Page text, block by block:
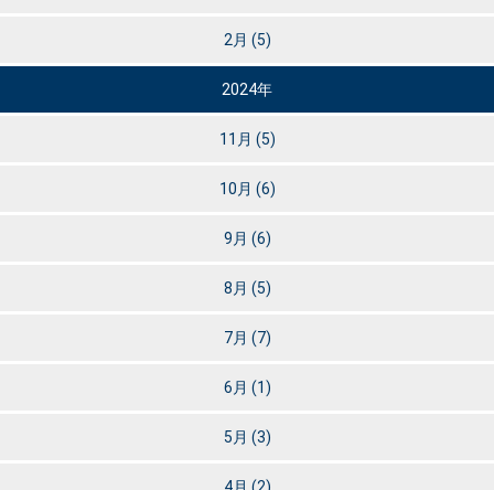
2月 (5)
2024年
11月 (5)
10月 (6)
9月 (6)
8月 (5)
7月 (7)
6月 (1)
5月 (3)